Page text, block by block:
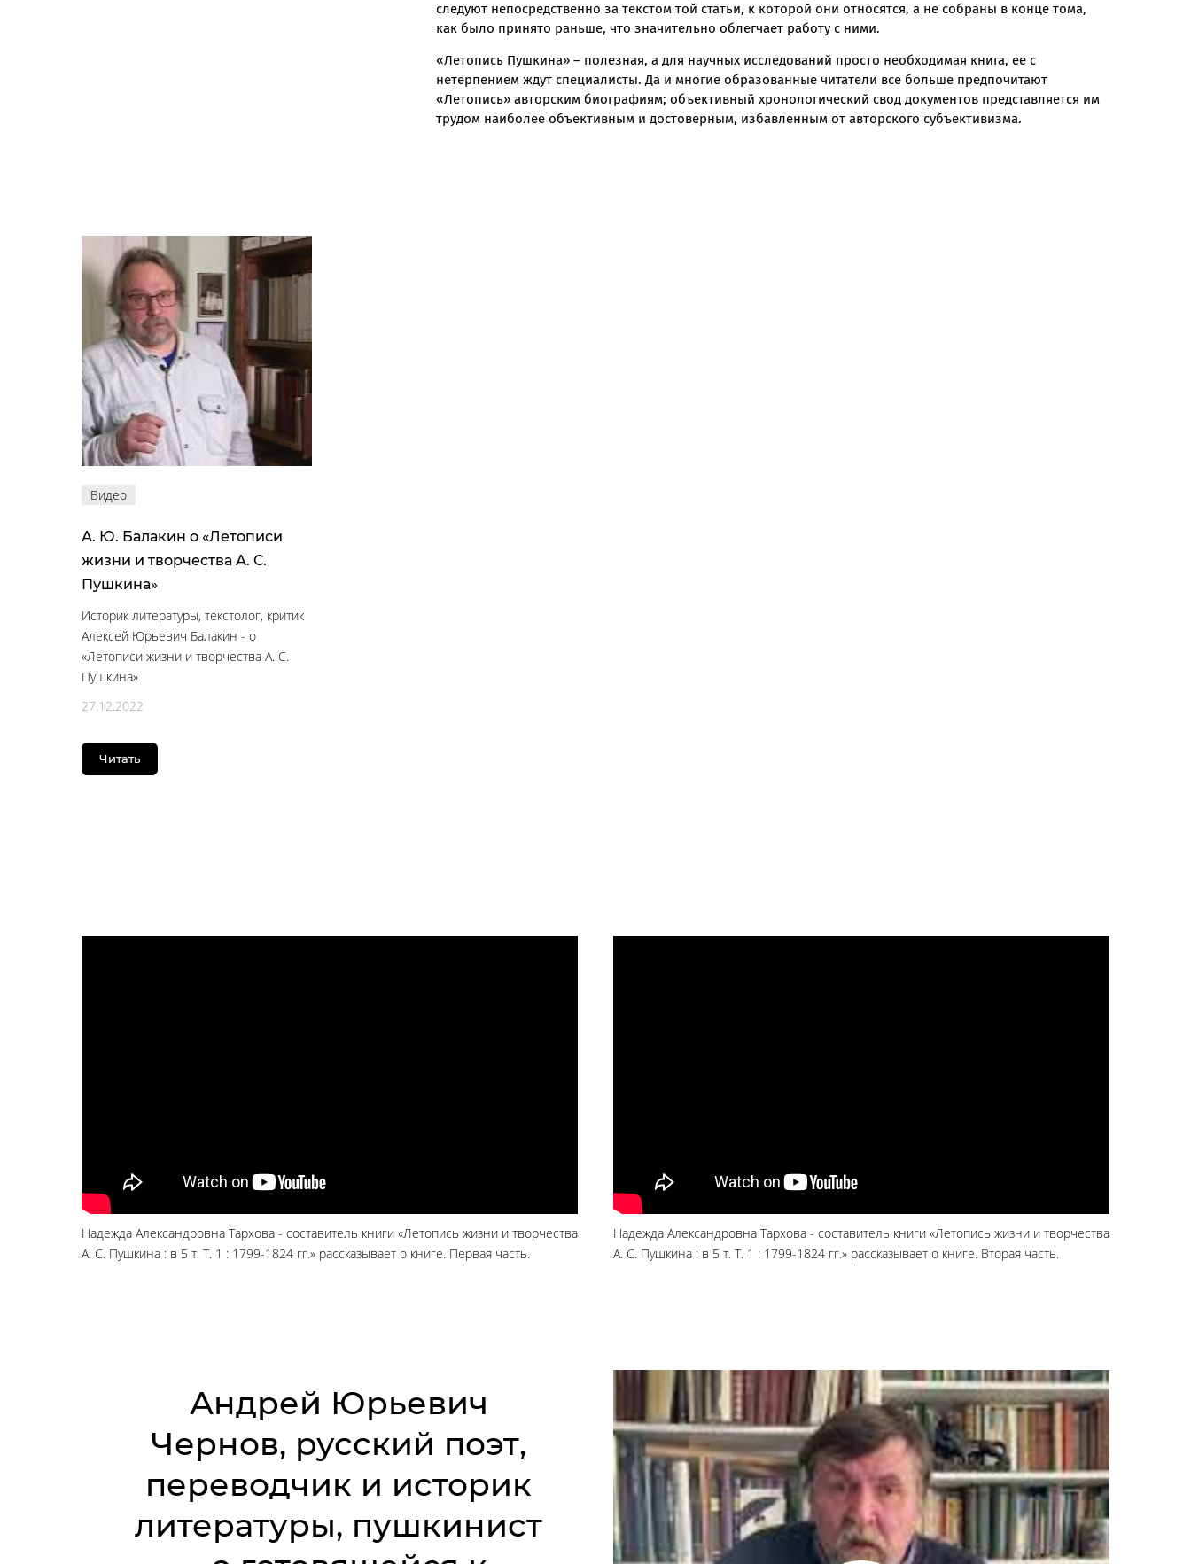
следуют непосредственно за текстом той статьи, к которой они относятся, а не собраны в конце тома,
как было принято раньше, что значительно облегчает работу с ними.
«Летопись Пушкина» – полезная, а для научных исследований просто необходимая книга, ее с
нетерпением ждут специалисты. Да и многие образованные читатели все больше предпочитают
«Летопись» авторским биографиям; объективный хронологический свод документов представляется им
трудом наиболее объективным и достоверным, избавленным от авторского субъективизма.
Видео
А. Ю. Балакин о «Летописи
жизни и творчества А. С.
Пушкина»
Историк литературы, текстолог, критик
Алексей Юрьевич Балакин - о
«Летописи жизни и творчества А. С.
Пушкина»
27.12.2022
Читать
Надежда Александровна Тархова - составитель книги «Летопись жизни и творчества
А. С. Пушкина : в 5 т. Т. 1 : 1799-1824 гг.» рассказывает о книге. Первая часть.
Надежда Александровна Тархова - составитель книги «Летопись жизни и творчества
А. С. Пушкина : в 5 т. Т. 1 : 1799-1824 гг.» рассказывает о книге. Вторая часть.
Андрей Юрьевич
Чернов, русский поэт,
переводчик и историк
литературы, пушкинист